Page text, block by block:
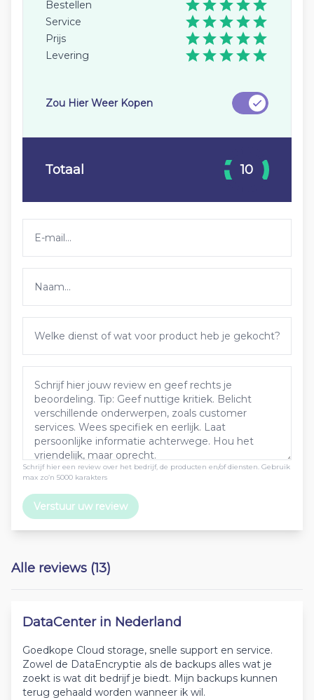
Schrijf hier een review over het bedrijf, de producten en/of diensten. Gebruik
max zo’n 5000 karakters
Verstuur uw review
Bestellen
Service
Prijs
Levering
Zou Hier Weer Kopen
Totaal 10
Alle reviews (13)
DataCenter in Nederland
Goedkope Cloud storage, snelle support en service.
Zowel de DataEncryptie als de backups alles wat je
zoekt is wat dit bedrijf je biedt. Mijn backups kunnen
terug gehaald worden wanneer ik wil.